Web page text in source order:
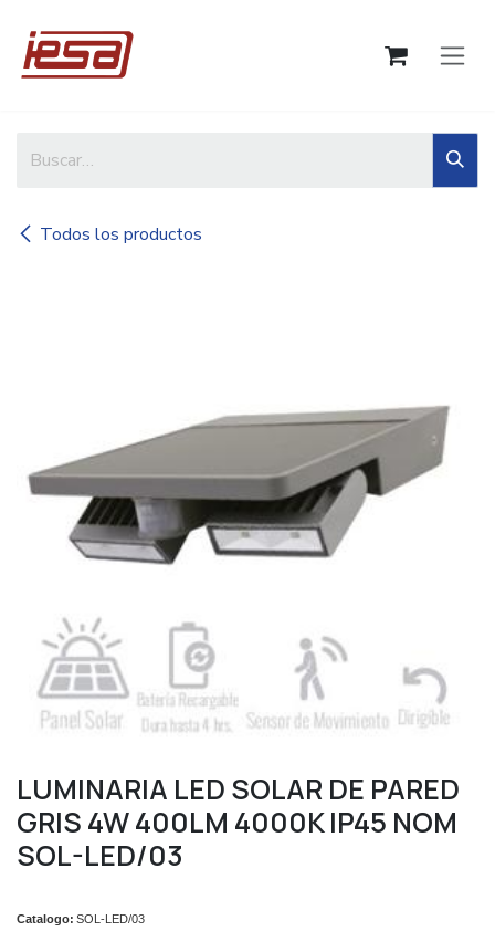
Todos los productos
LUMINARIA LED SOLAR DE PARED
GRIS 4W 400LM 4000K IP45 NOM
SOL-LED/03
Catalogo: SOL-LED/03